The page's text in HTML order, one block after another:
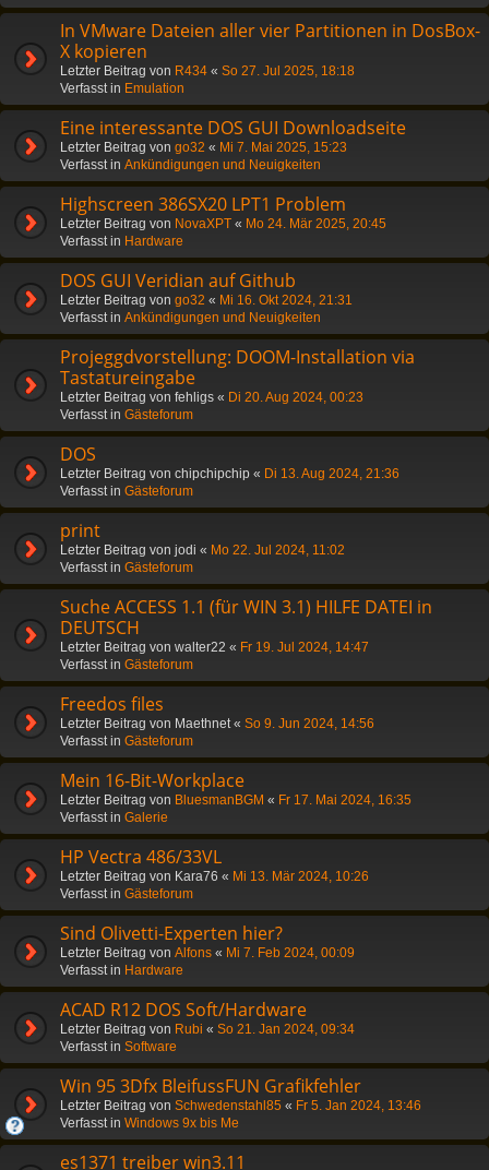
In VMware Dateien aller vier Partitionen in DosBox-
X kopieren
Letzter Beitrag von R434 « So 27. Jul 2025, 18:18
Verfasst in Emulation
Eine interessante DOS GUI Downloadseite
Letzter Beitrag von go32 « Mi 7. Mai 2025, 15:23
Verfasst in Ankündigungen und Neuigkeiten
Highscreen 386SX20 LPT1 Problem
Letzter Beitrag von NovaXPT « Mo 24. Mär 2025, 20:45
Verfasst in Hardware
DOS GUI Veridian auf Github
Letzter Beitrag von go32 « Mi 16. Okt 2024, 21:31
Verfasst in Ankündigungen und Neuigkeiten
Projeggdvorstellung: DOOM-Installation via
Tastatureingabe
Letzter Beitrag von fehligs « Di 20. Aug 2024, 00:23
Verfasst in Gästeforum
DOS
Letzter Beitrag von chipchipchip « Di 13. Aug 2024, 21:36
Verfasst in Gästeforum
print
Letzter Beitrag von jodi « Mo 22. Jul 2024, 11:02
Verfasst in Gästeforum
Suche ACCESS 1.1 (für WIN 3.1) HILFE DATEI in
DEUTSCH
Letzter Beitrag von walter22 « Fr 19. Jul 2024, 14:47
Verfasst in Gästeforum
Freedos files
Letzter Beitrag von Maethnet« So 9. Jun 2024, 14:56
Verfasst in Gästeforum
Mein 16-Bit-Workplace
Letzter Beitrag von BluesmanBGM « Fr 17. Mai 2024, 16:35
Verfasst in Galerie
HP Vectra 486/33VL
Letzter Beitrag von Kara76 « Mi 13. Mär 2024, 10:26
Verfasst in Gästeforum
Sind Olivetti-Experten hier?
Letzter Beitrag von Alfons « Mi 7. Feb 2024, 00:09
Verfasst in Hardware
ACAD R12 DOS Soft/Hardware
Letzter Beitrag von Rubi « So 21. Jan 2024, 09:34
Verfasst in Software
Win 95 3Dfx BleifussFUN Grafikfehler
Letzter Beitrag von Schwedenstahl85 « Fr 5. Jan 2024, 13:46
Verfasst in Windows 9x bis Me
es1371 treiber win3.11